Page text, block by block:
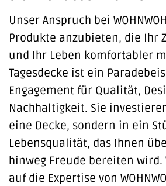
Unser Anspruch bei
Produkte anzubieten, die Ihr
und Ihr Leben komfortabler
Tagesdecke ist ein
Engagement für Qualität,
Nachhaltigkeit. Sie
eine Decke, sondern in ein
Lebensqualität, das Ihnen
hinweg Freude bereiten wird.
auf die Expertise von